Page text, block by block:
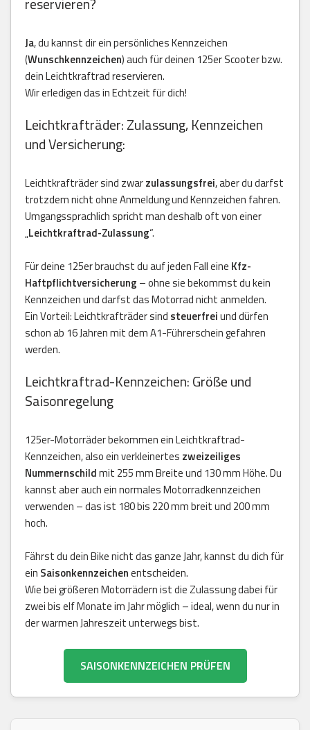
Ja, du kannst dir ein persönliches Kennzeichen
(Wunschkennzeichen) auch für deinen 125er Scooter bzw.
dein Leichtkraftrad reservieren.
Wir erledigen das in Echtzeit für dich!
Leichtkrafträder: Zulassung, Kennzeichen
und Versicherung:
Leichtkrafträder sind zwarzulassungsfrei, aber du darfst
trotzdem nicht ohne Anmeldung und Kennzeichen fahren.
Umgangssprachlich spricht man deshalb oft von einer
„Leichtkraftrad-Zulassung“.
Für deine 125er brauchst du auf jeden Fall eine Kfz-
Haftpflichtversicherung – ohne sie bekommst du kein
Kennzeichen und darfst das Motorrad nicht anmelden.
Ein Vorteil: Leichtkrafträder sind steuerfreiund dürfen
schon ab 16 Jahren mit dem A1-Führerschein gefahren
werden.
Leichtkraftrad-Kennzeichen: Größe und
Saisonregelung
125er-Motorräder bekommen ein Leichtkraftrad-
Kennzeichen, also ein verkleinertes zweizeiliges
Nummernschildmit 255 mm Breite und 130 mm Höhe. Du
kannst aber auch ein normales Motorradkennzeichen
verwenden – das ist 180 bis 220 mm breit und 200 mm
hoch.
Fährst du dein Bike nicht das ganze Jahr, kannst du dich für
ein Saisonkennzeichenentscheiden.
Wie bei größeren Motorrädern ist die Zulassung dabei für
zwei bis elf Monate im Jahr möglich – ideal, wenn du nur in
der warmen Jahreszeit unterwegs bist.
SAISONKENNZEICHEN PRÜFEN